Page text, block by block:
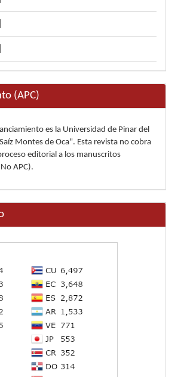
(APC)
es la Universidad de Pinar del
Montes de Oca". Esta revista no cobra
editorial a los manuscritos
APC).